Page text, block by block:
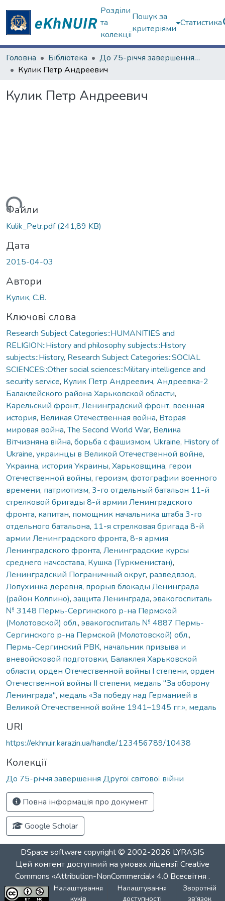
Розділи
та
колекції
Пошук за
критеріями
Статистика
Головна Бібліотека
До 75-річчя завершення Другої світової війни
Кулик Петр Андреевич
Кулик Петр Андреевич
Файли
Kulik_Petr.pdf(241,89 KB)
Дата
2015-04-03
Автори
Кулик, С.В.
Ключові слова
Research Subject Categories::HUMANITIES and
RELIGION::History and philosophy subjects::History
subjects::History, Research Subject Categories::SOCIAL
SCIENCES::Other social sciences::Military intelligence and
security service, Кулик Петр Андреевич, Андреевка-2
Балаклейского района Харьковской области,
Карельский фронт, Ленинградский фронт, военная
история, Великая Отечественная война, Вторая
мировая война,The Second World War, Велика
Вітчизняна війна, борьба с фашизмом, Ukraine, History of
Ukraine, украинцы в Великой Отечественной войне,
Украина, история Украины, Харьковщина, герои
Отечественной войны, героизм, фотографии военного
времени, патриотизм, 3-го отдельный батальон 11-й
стрелковой бригады 8-й армии Ленинградского
фронта, капитан, помощник начальника штаба 3-го
отдельного батальона, 11-я стрелковая бригада 8-й
армии Ленинградского фронта, 8-я армия
Ленинградского фронта, Ленинградские курсы
среднего начсостава, Кушка (Туркменистан),
Ленинградский Пограничный округ, разведвзод,
Лопухинка деревня, прорыв блокады Ленинграда
(район Колпино), защита Ленинграда, эвакогоспиталь
№ 3148 Пермь-Сергинского р-на Пермской
(Молотовской) обл., эвакогоспиталь № 4887 Пермь-
Сергинского р-на Пермской (Молотовской) обл.,
Пермь-Сергинский РВК, начальник призыва и
вневойсковой подготовки, Балаклея Харьковской
области, орден Отечественной войны І степени, орден
Отечественной войны ІІ степени, медаль "За оборону
Ленинграда", медаль «За победу над Германией в
Великой Отечественной войне 1941–1945 гг.», медаль
URI
https://ekhnuir.karazin.ua/handle/123456789/10438
Колекції
До 75-річчя завершення Другої світової війни
Повна інформація про документ
Google Scholar
DSpace software copyright © 2002-2026 LYRASIS
Цей контент доступний на умовах ліцензіїCreative
Commons «Attribution-NonCommercial» 4.0 Всесвітня .
Налаштування
куків
Налаштування
доступності
Зворотній
зв'язок